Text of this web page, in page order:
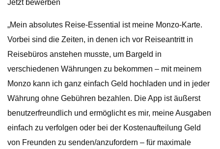
Jetzt bewerben
„Mein absolutes Reise-Essential ist meine Monzo-Karte.
Vorbei sind die Zeiten, in denen ich vor Reiseantritt in
Reisebüros anstehen musste, um Bargeld in
verschiedenen Währungen zu bekommen – mit meinem
Monzo kann ich ganz einfach Geld hochladen und in jeder
Währung ohne Gebühren bezahlen. Die App ist äußerst
benutzerfreundlich und ermöglicht es mir, meine Ausgaben
einfach zu verfolgen oder bei der Kostenaufteilung Geld
von Freunden zu senden/anzufordern – für maximale